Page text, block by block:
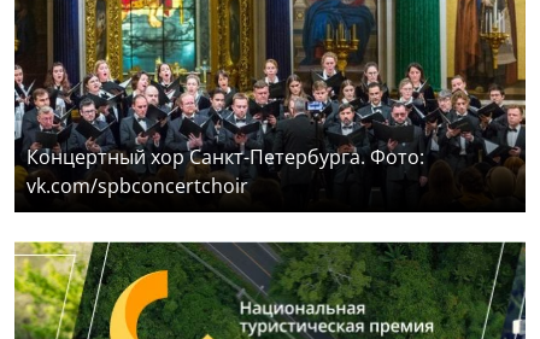
Концертный хор Санкт-Петербурга. Фото:
vk.com/spbconcertchoir